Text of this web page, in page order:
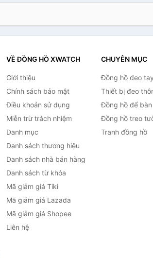
VỀ ĐỒNG HỒ XWATCH
Giới thiệu
Chính sách bảo mật
Điều khoản sử dụng
Miễn trừ trách nhiệm
Danh mục
Danh sách thương hiệu
Danh sách nhà bán hàng
Danh sách từ khóa
Mã giảm giá Tiki
Mã giảm giá Lazada
Mã giảm giá Shopee
Liên hệ
CHUYÊN MỤC
Đồng hồ đeo tay
Thiết bị đeo
Đồng hồ để bàn
Đồng hồ treo
Tranh đồng hồ